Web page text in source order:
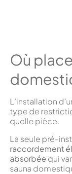
Où
L’installation
type de
quelle pièce.
La seule pré-
raccordement
absorbée qui
sauna